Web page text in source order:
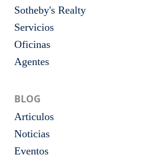
Sotheby's Realty
Servicios
Oficinas
Agentes
BLOG
Articulos
Noticias
Eventos